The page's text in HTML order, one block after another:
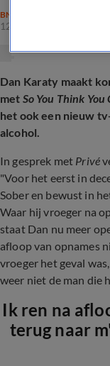
BN'ERS
12 dec 2025, 21:19
Dan Karaty maakt
met So You Think You
het ook een nieuw
alcohol.
In gesprek met Privé
"Voor het eerst in
Sober en bewust in
Waar hij vroeger na
staat Dan nu meer
afloop van opnames
vroeger het geval
weer niet de man die
Ik ren na
terug naar